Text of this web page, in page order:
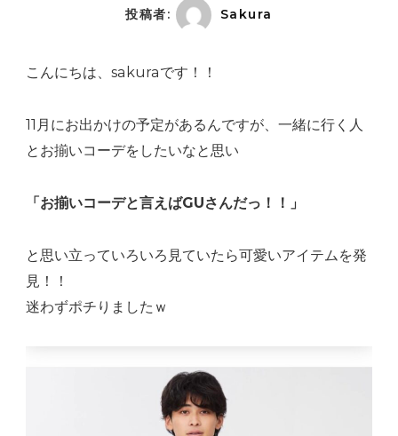
ア
品
紹
投稿者: Sakura
こんにちは、sakuraです！！
11月にお出かけの予定があるんですが、一緒に行く人
とお揃いコーデをしたいなと思い
「お揃いコーデと言えばGUさんだっ！！」
と思い立っていろいろ見ていたら可愛いアイテムを発
見！！
迷わずポチりましたｗ